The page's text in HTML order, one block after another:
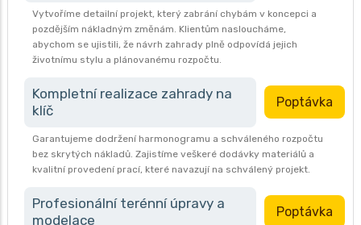
Vytvoříme detailní projekt, který zabrání chybám v koncepci a
pozdějším nákladným změnám. Klientům nasloucháme,
abychom se ujistili, že návrh zahrady plně odpovídá jejich
životnímu stylu a plánovanému rozpočtu.
Kompletní realizace zahrady na
klíč
Poptávka
Garantujeme dodržení harmonogramu a schváleného rozpočtu
bez skrytých nákladů. Zajistíme veškeré dodávky materiálů a
kvalitní provedení prací, které navazují na schválený projekt.
Profesionální terénní úpravy a
modelace
Poptávka